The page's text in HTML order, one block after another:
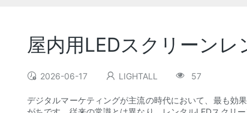
屋内用LEDスクリーン
2026-06-17 LIGHTALL 57
デジタルマーケティングが主流の時代において、最も効